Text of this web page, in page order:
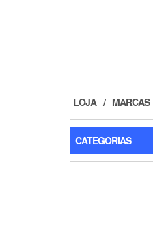
LOJA MARCAS
CATEGORIAS